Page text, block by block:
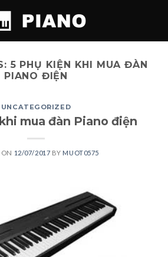
5 PHỤ KIỆN KHI MUA ĐÀN
PIANO ĐIỆN
UNCATEGORIZED
mua đàn Piano điện
ON 12/07/2017 BY MUOT0575